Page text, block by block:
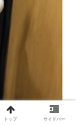
トップ サイドバー